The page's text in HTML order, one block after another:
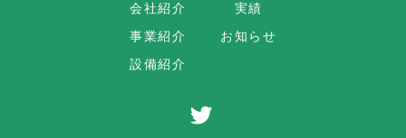
会社紹介
事業紹介
設備紹介
実績
お知らせ